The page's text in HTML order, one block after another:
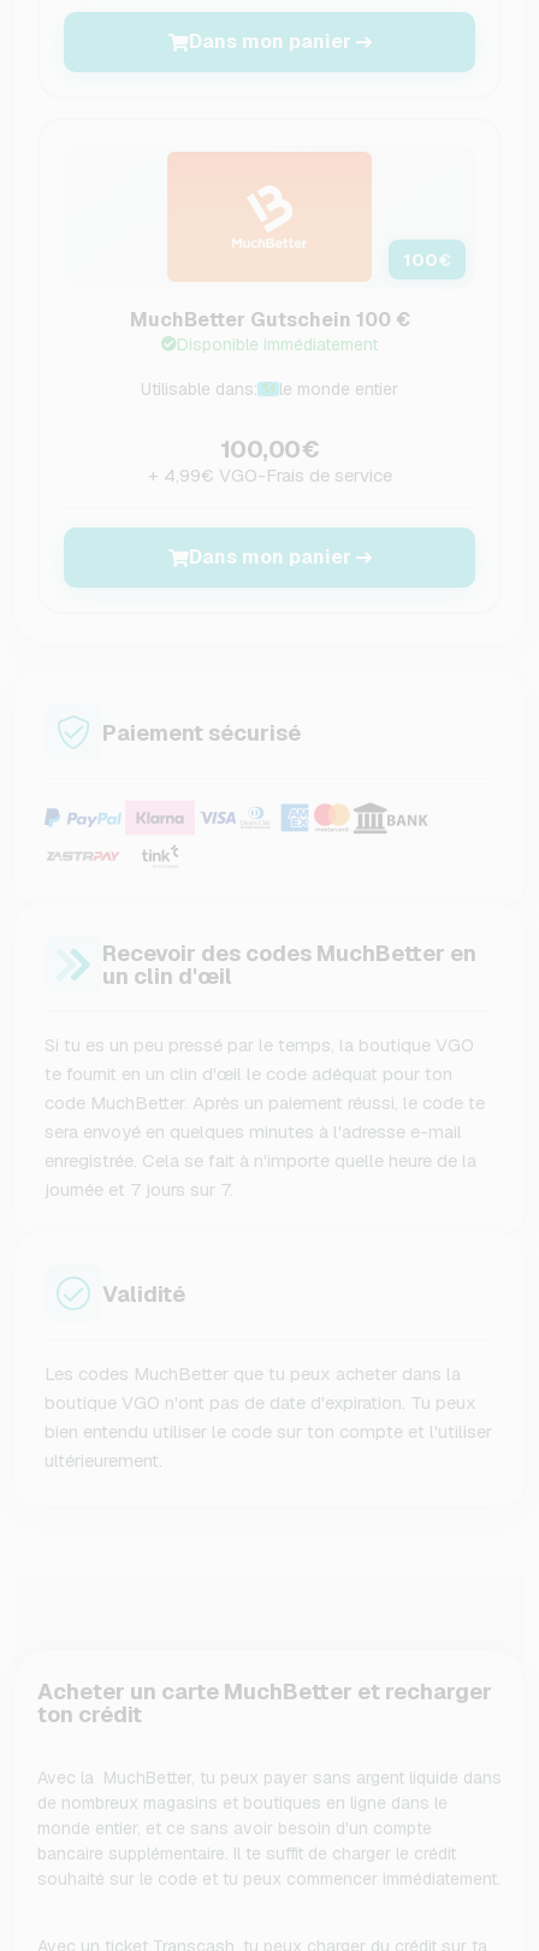
Dans mon panier
100€
MuchBetter Gutschein 100 €
Disponible immédiatement
Utilisable dans: le monde entier
100,00€
+ 4,99€ VGO-Frais de service
Dans mon panier
Paiement sécurisé
Recevoir des codes MuchBetter en
un clin d'œil
Si tu es un peu pressé par le temps, la boutique VGO
te fournit en un clin d'œil le code adéquat pour ton
code MuchBetter. Après un paiement réussi, le code te
sera envoyé en quelques minutes à l'adresse e-mail
enregistrée. Cela se fait à n'importe quelle heure de la
journée et 7 jours sur 7.
Validité
Les codes MuchBetter que tu peux acheter dans la
boutique VGO n'ont pas de date d'expiration. Tu peux
bien entendu utiliser le code sur ton compte et l'utiliser
ultérieurement.
Acheter un carte MuchBetter et recharger
ton crédit
Avec la MuchBetter, tu peux payer sans argent liquide dans
de nombreux magasins et boutiques en ligne dans le
monde entier, et ce sans avoir besoin d'un compte
bancaire supplémentaire. Il te suffit de charger le crédit
souhaité sur le code et tu peux commencer immédiatement.
Avec un ticket Transcash, tu peux charger du crédit sur ta